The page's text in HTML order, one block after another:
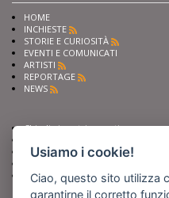
HOME
INCHIESTE
STORIE E CURIOSITÀ
EVENTI E COMUNICATI
ARTISTI
REPORTAGE
NEWS
Chiedi ai nostri esperti
Fai pubblicità con noi
Iscriviti al nostro corso di
giornalismo
Usiamo i cookie!
Ciao, questo sito utilizza
garantirne il corretto